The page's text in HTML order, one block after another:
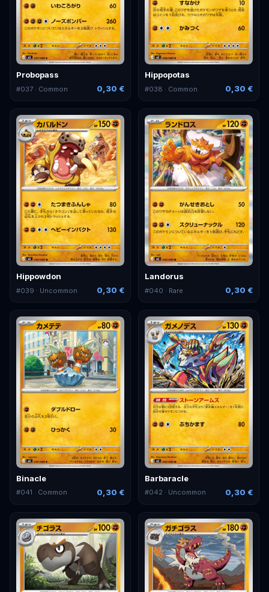
Probopass
#037 · Common 0,30 €
Hippopotas
#038 · Common 0,30 €
Hippowdon
#039 · Uncommon 0,30 €
Landorus
#040 · Rare 0,30 €
Binacle
#041 · Common 0,30 €
Barbaracle
#042 · Uncommon 0,30 €